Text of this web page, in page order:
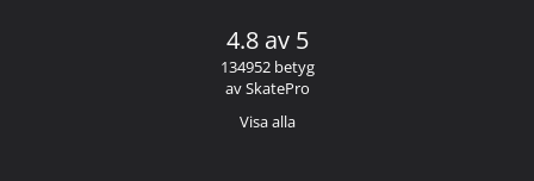
4.8 av 5
134952 betyg
av SkatePro
Visa alla